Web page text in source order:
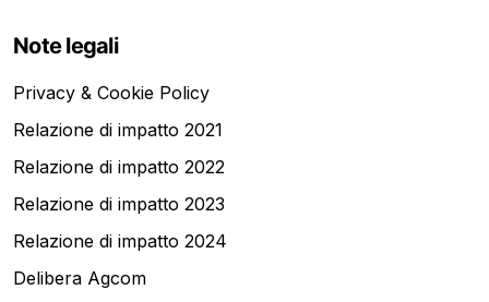
Note legali
Privacy & Cookie Policy
Relazione di impatto 2021
Relazione di impatto 2022
Relazione di impatto 2023
Relazione di impatto 2024
Delibera Agcom